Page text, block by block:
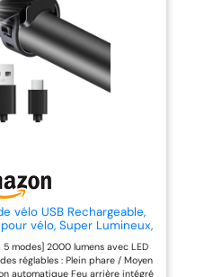
Les lumières de vélo avant et
arrière peuvent être chargées
par chargeur de smartphone,
ordinateur, banque
d'alimentation mobile ou tout
dispositif avec port USB.
Pratique, sans avoir à remplacer
surcharge et anti-décharge
importante en cas d'urgence à
facile à installer/désassembler
Rotatif à 360 degrés. Une fois
position fixe, le support restera
ici et ne pivotera pas auto. Le
vélo USB Rechargeable,
vélo, Super Lumineux,
arrière, étanche IPX5, kit
et de Montagne
modes] 2000 lumens avec LED
réglables : Plein phare / Moyen
automatique Feu arrière intégré